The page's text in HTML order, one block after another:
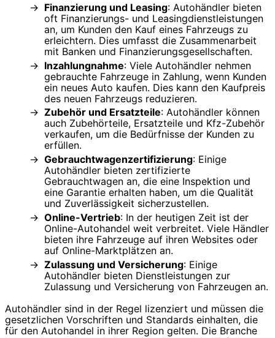
Finanzierung und Leasing: Autohändler bieten
oft Finanzierungs- und Leasingdienstleistungen
an, um Kunden den Kauf eines Fahrzeugs zu
erleichtern. Dies umfasst die Zusammenarbeit
mit Banken und Finanzierungsgesellschaften.
Inzahlungnahme: Viele Autohändler nehmen
gebrauchte Fahrzeuge in Zahlung, wenn Kunden
ein neues Auto kaufen. Dies kann den Kaufpreis
des neuen Fahrzeugs reduzieren.
Zubehör und Ersatzteile: Autohändler können
auch Zubehörteile, Ersatzteile und Kfz-Zubehör
verkaufen, um die Bedürfnisse der Kunden zu
erfüllen.
Gebrauchtwagenzertifizierung: Einige
Autohändler bieten zertifizierte
Gebrauchtwagen an, die eine Inspektion und
eine Garantie erhalten haben, um die Qualität
und Zuverlässigkeit sicherzustellen.
Online-Vertrieb: In der heutigen Zeit ist der
Online-Autohandel weit verbreitet. Viele Händler
bieten ihre Fahrzeuge auf ihren Websites oder
auf Online-Marktplätzen an.
Zulassung und Versicherung: Einige
Autohändler bieten Dienstleistungen zur
Zulassung und Versicherung von Fahrzeugen an.
Autohändler sind in der Regel lizenziert und müssen die
gesetzlichen Vorschriften und Standards einhalten, die
für den Autohandel in ihrer Region gelten. Die Branche